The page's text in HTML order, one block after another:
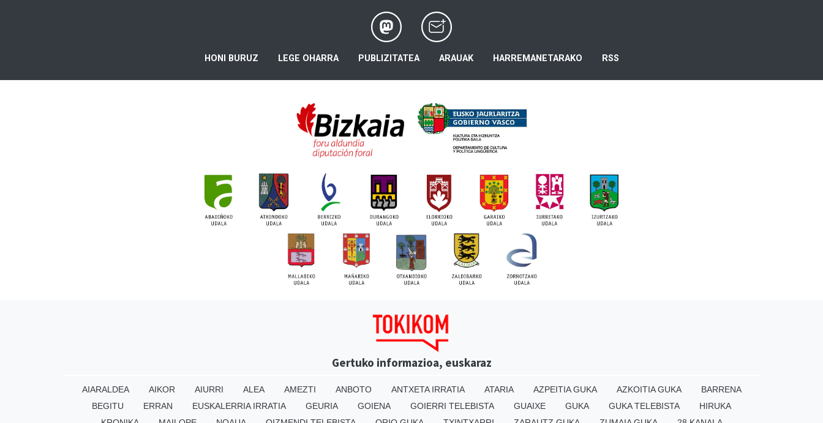
HONI BURUZ LEGE OHARRA PUBLIZITATEA ARAUAK HARREMANETARAKO RSS
Gertuko informazioa, euskaraz
AIARALDEA AIKOR AIURRI ALEA AMEZTI ANBOTO ANTXETA IRRATIA ATARIA AZPEITIA GUKA AZKOITIA GUKA
BARRENA
BEGITU
ERRAN EUSKALERRIA IRRATIA GEURIA GOIENA GOIERRI TELEBISTA GUAIXE GUKA GUKA TELEBISTA
HIRUKA